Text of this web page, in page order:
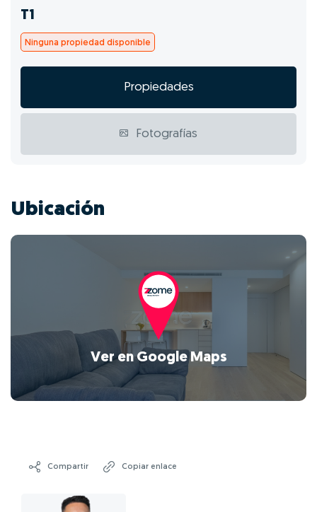
T1
Ninguna propiedad disponible
Propiedades
Fotografías
Ubicación
Ver en Google Maps
Compartir Copiar enlace